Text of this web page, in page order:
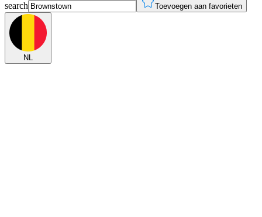
search Toevoegen aan favorieten
NL